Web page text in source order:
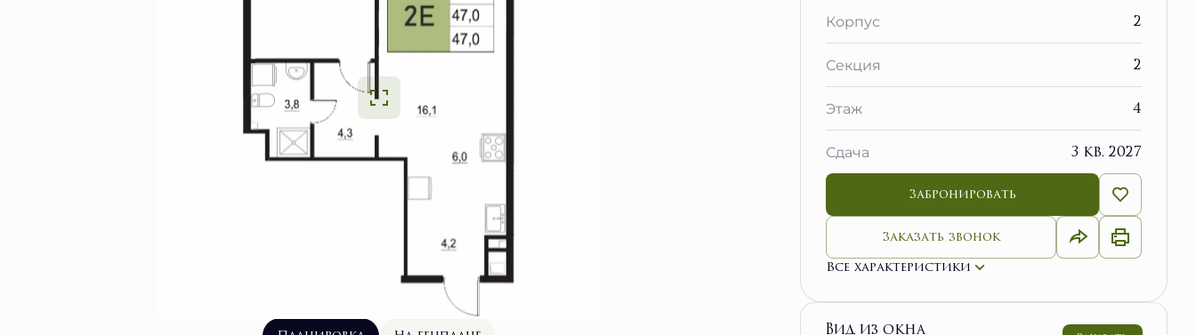
Корпус 2
Секция 2
Этаж 4
Сдача 3 кв. 2027
Забронировать
Заказать звонок
Все характеристики
Вид из окна